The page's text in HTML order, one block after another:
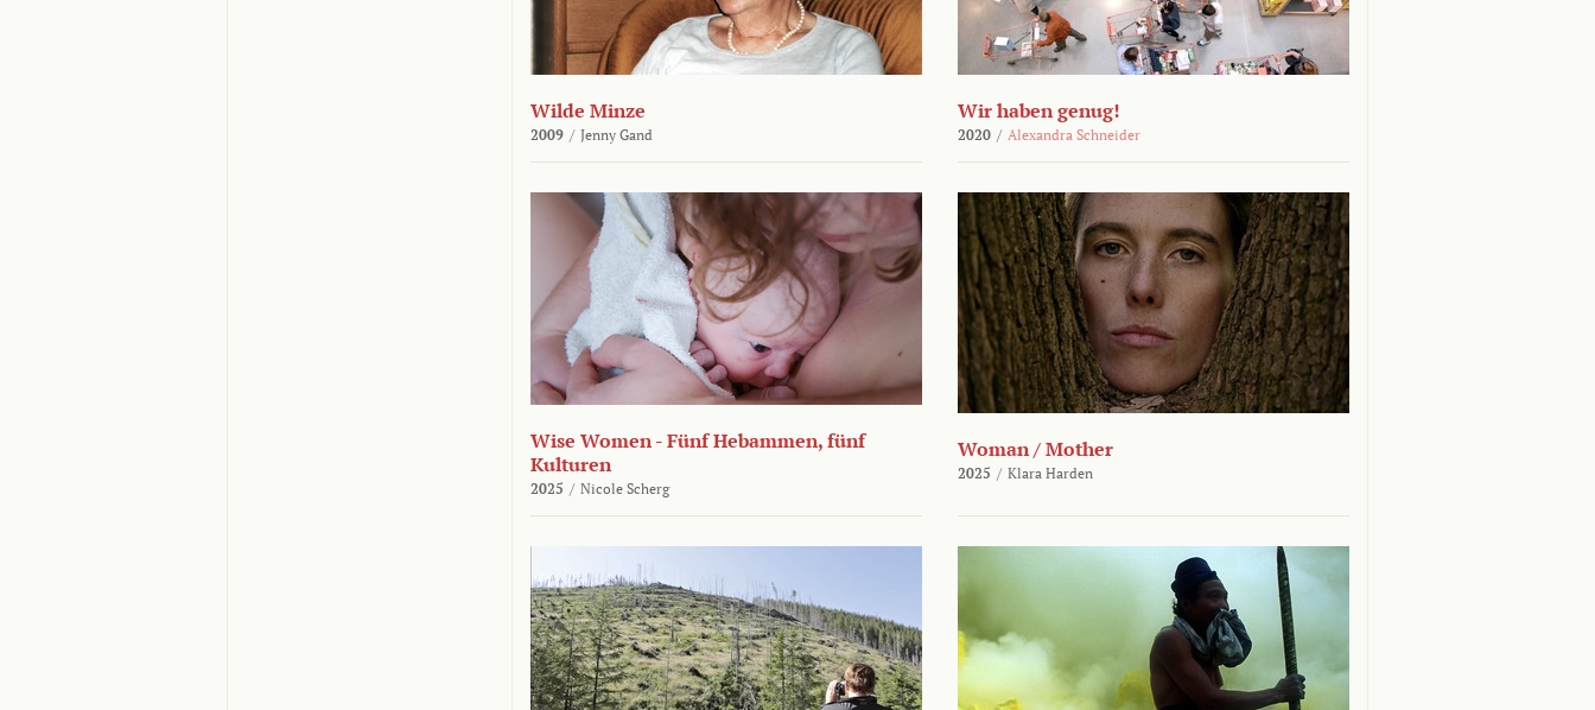
Wilde Minze
2009 / Jenny Gand
Wir haben genug!
2020 / Alexandra Schneider
Wise Women - Fünf Hebammen, fünf
Kulturen
2025 / Nicole Scherg
Woman / Mother
2025 / Klara Harden